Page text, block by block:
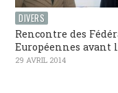
DIVERS
Rencontre des
Européennes avant
29 AVRIL 2014